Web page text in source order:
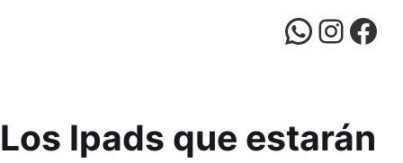
WhatsApp Instagram Facebook
Los Ipads que estarán